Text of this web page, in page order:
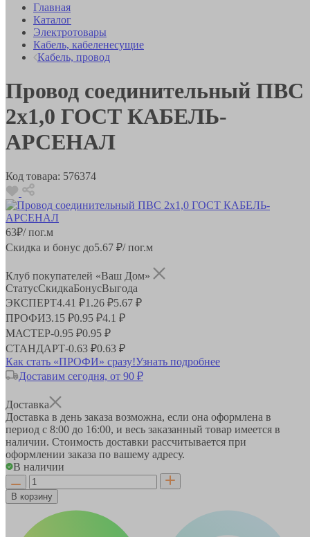
Главная
Каталог
Электротовары
Кабель, кабеленесущие
Кабель, провод
Провод соединительный ПВС
2х1,0 ГОСТ КАБЕЛЬ-
АРСЕНАЛ
Код товара: 576374
63₽/ пог.м
Скидка и бонус до5.67 ₽/ пог.м
Клуб покупателей «Ваш Дом»
СтатусСкидкаБонусВыгода
ЭКСПЕРТ4.41 ₽1.26 ₽5.67 ₽
ПРОФИ3.15 ₽0.95 ₽4.1 ₽
МАСТЕР-0.95 ₽0.95 ₽
СТАНДАРТ-0.63 ₽0.63 ₽
Как стать «ПРОФИ» сразу!Узнать подробнее
Доставим сегодня, от 90 ₽
Доставка
Доставка в день заказа возможна, если она оформлена в
период с 8:00 до 16:00, и весь заказанный товар имеется в
наличии. Стоимость доставки рассчитывается при
оформлении заказа по вашему адресу.
В наличии
В корзину